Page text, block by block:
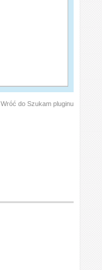
Wróć do Szukam pluginu